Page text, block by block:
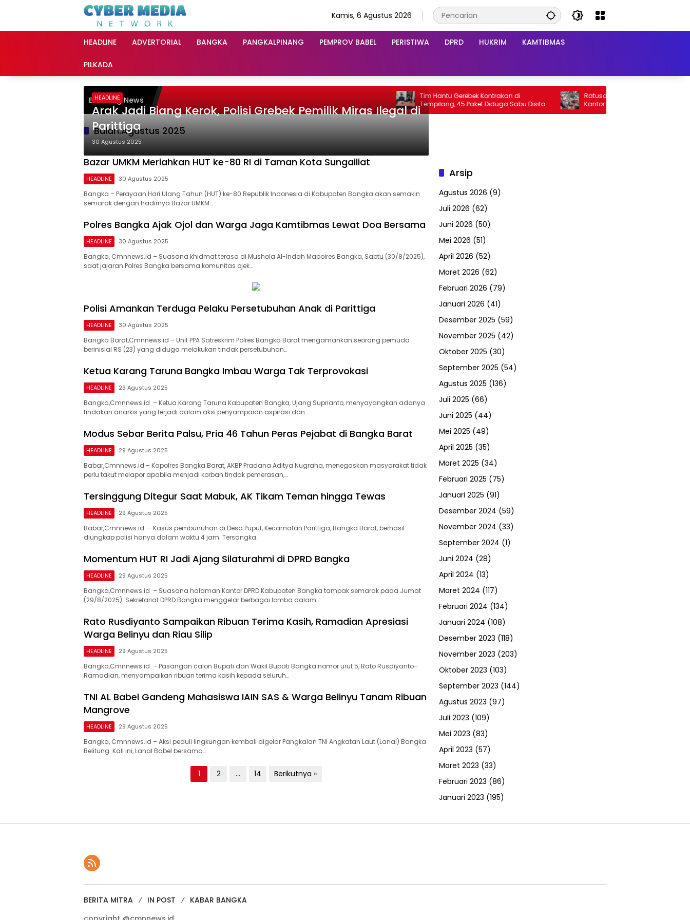
Kamis, 6 Agustus 2026
HEADLINE ADVERTORIAL BANGKA PANGKALPINANG PEMPROV BABEL PERISTIWA DPRD HUKRIM KAMTIBMAS
PILKADA
Breaking News
Tim Hantu Gerebek Kontrakan di
Tempilang, 45 Paket Diduga Sabu Disita
Ratusan Personel Kawal Aksi Damai di
Kantor Bupati, Kapolres: Aspirasi
Diterima
Bulan:Agustus 2025
HEADLINE
Arak Jadi Biang Kerok, Polisi Grebek Pemilik Miras Ilegal di
Parittiga
30 Agustus 2025
Bazar UMKM Meriahkan HUT ke-80 RI di Taman Kota Sungailiat
HEADLINE 30 Agustus 2025
Bangka – Perayaan Hari Ulang Tahun (HUT) ke-80 Republik Indonesia di Kabupaten Bangka akan semakin
semarak dengan hadirnya Bazar UMKM…
Polres Bangka Ajak Ojol dan Warga Jaga Kamtibmas Lewat Doa Bersama
HEADLINE 30 Agustus 2025
Bangka, Cmnnews.id – Suasana khidmat terasa di Mushola Al-Indah Mapolres Bangka, Sabtu (30/8/2025),
saat jajaran Polres Bangka bersama komunitas ojek…
Polisi Amankan Terduga Pelaku Persetubuhan Anak di Parittiga
HEADLINE 30 Agustus 2025
Bangka Barat,Cmnnews.id – Unit PPA Satreskrim Polres Bangka Barat mengamankan seorang pemuda
berinisial RS (23) yang diduga melakukan tindak persetubuhan…
Ketua Karang Taruna Bangka Imbau Warga Tak Terprovokasi
HEADLINE 29 Agustus 2025
Bangka,Cmnnews.id – Ketua Karang Taruna Kabupaten Bangka, Ujang Suprianto, menyayangkan adanya
tindakan anarkis yang terjadi dalam aksi penyampaian aspirasi dan…
Modus Sebar Berita Palsu, Pria 46 Tahun Peras Pejabat di Bangka Barat
HEADLINE 29 Agustus 2025
Babar,Cmnnews.id – Kapolres Bangka Barat, AKBP Pradana Aditya Nugraha, menegaskan masyarakat tidak
perlu takut melapor apabila menjadi korban tindak pemerasan,…
Tersinggung Ditegur Saat Mabuk, AK Tikam Teman hingga Tewas
HEADLINE 29 Agustus 2025
Babar,Cmnnews.id – Kasus pembunuhan di Desa Puput, Kecamatan Parittiga, Bangka Barat, berhasil
diungkap polisi hanya dalam waktu 4 jam. Tersangka…
Momentum HUT RI Jadi Ajang Silaturahmi di DPRD Bangka
HEADLINE 29 Agustus 2025
Bangka,Cmnnews.id – Suasana halaman Kantor DPRD Kabupaten Bangka tampak semarak pada Jumat
(29/8/2025). Sekretariat DPRD Bangka menggelar berbagai lomba dalam…
Rato Rusdiyanto Sampaikan Ribuan Terima Kasih, Ramadian Apresiasi
Warga Belinyu dan Riau Silip
HEADLINE 29 Agustus 2025
Bangka,Cmnnews.id – Pasangan calon Bupati dan Wakil Bupati Bangka nomor urut 5, Rato Rusdiyanto–
Ramadian, menyampaikan ribuan terima kasih kepada seluruh…
TNI AL Babel Gandeng Mahasiswa IAIN SAS & Warga Belinyu Tanam Ribuan
Mangrove
HEADLINE 29 Agustus 2025
Bangka, Cmnnews.id – Aksi peduli lingkungan kembali digelar Pangkalan TNI Angkatan Laut (Lanal) Bangka
Belitung. Kali ini, Lanal Babel bersama…
1 2 … 14 Berikutnya »
Arsip
Agustus 2026 (9)
Juli 2026 (62)
Juni 2026 (50)
Mei 2026 (51)
April 2026 (52)
Maret 2026 (62)
Februari 2026 (79)
Januari 2026 (41)
Desember 2025 (59)
November 2025 (42)
Oktober 2025 (30)
September 2025 (54)
Agustus 2025 (136)
Juli 2025 (66)
Juni 2025 (44)
Mei 2025 (49)
April 2025 (35)
Maret 2025 (34)
Februari 2025 (75)
Januari 2025 (91)
Desember 2024 (59)
November 2024 (33)
September 2024 (1)
Juni 2024 (28)
April 2024 (13)
Maret 2024 (117)
Februari 2024 (134)
Januari 2024 (108)
Desember 2023 (118)
November 2023 (203)
Oktober 2023 (103)
September 2023 (144)
Agustus 2023 (97)
Juli 2023 (109)
Mei 2023 (83)
April 2023 (57)
Maret 2023 (33)
Februari 2023 (86)
Januari 2023 (195)
BERITA MITRA IN POST
KABAR BANGKA